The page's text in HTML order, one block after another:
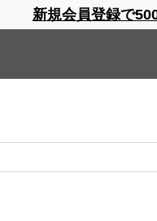
新規会員登録で
ブランドサイト
スリーピングマット バックパ